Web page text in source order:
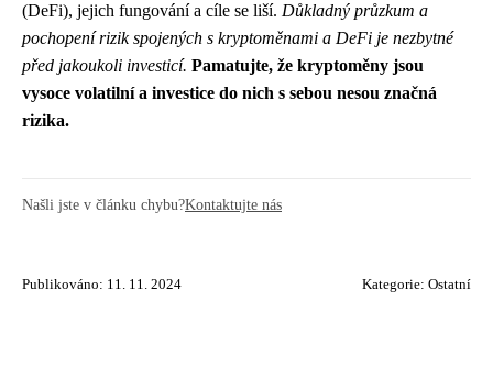
(DeFi), jejich fungování a cíle se liší. Důkladný průzkum a
pochopení rizik spojených s kryptoměnami a DeFi je nezbytné
před jakoukoli investicí. Pamatujte, že kryptoměny jsou
vysoce volatilní a investice do nich s sebou nesou značná
rizika.
Našli jste v článku chybu?Kontaktujte nás
Publikováno: 11. 11. 2024 Kategorie: Ostatní